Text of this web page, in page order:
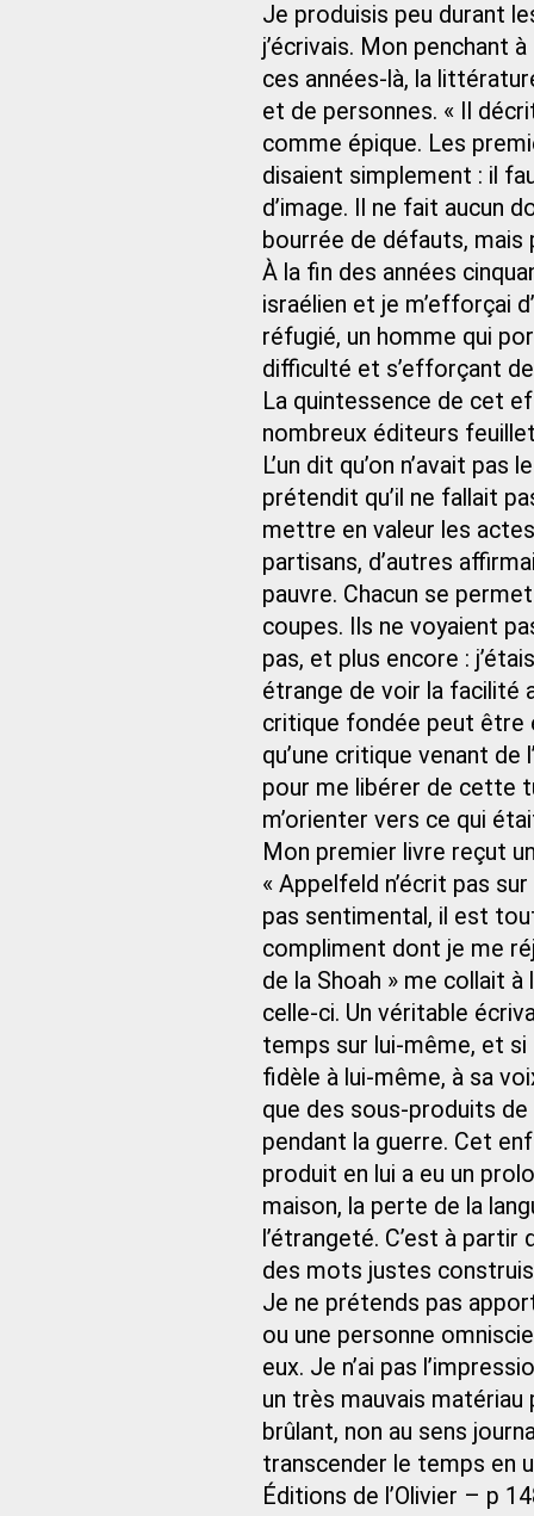
Je produisis peu durant
j’écrivais. Mon penchant
ces années-là, la
et de personnes. « Il
comme épique. Les
disaient simplement : il
d’image. Il ne fait aucun
bourrée de défauts, mais
À la fin des années
israélien et je m’efforçai
réfugié, un homme qui
difficulté et s’efforçant
La quintessence de cet
nombreux éditeurs
L’un dit qu’on n’avait
prétendit qu’il ne fallait
mettre en valeur les
partisans, d’autres
pauvre. Chacun se
coupes. Ils ne voyaient
pas, et plus encore :
étrange de voir la facilité
critique fondée peut être
qu’une critique venant de
pour me libérer de cette
m’orienter vers ce qui
Mon premier livre reçut
« Appelfeld n’écrit pas
pas sentimental, il est
compliment dont je me
de la Shoah » me collait à
celle-ci. Un véritable
temps sur lui-même, et si
fidèle à lui-même, à sa
que des sous-produits de
pendant la guerre. Cet
produit en lui a eu un
maison, la perte de la
l’étrangeté. C’est à
des mots justes
Je ne prétends pas
ou une personne
eux. Je n’ai pas
un très mauvais
brûlant, non au sens
transcender le temps en
Éditions de l’Olivier – p